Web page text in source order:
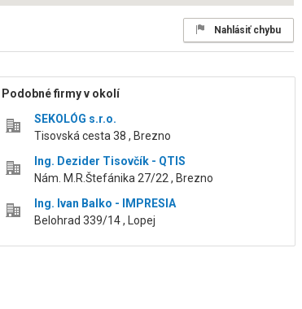
Nahlásiť chybu
Podobné firmy v okolí
SEKOLÓG s.r.o.
Tisovská cesta 38 , Brezno
Ing. Dezider Tisovčík - QTIS
Nám. M.R.Štefánika 27/22 , Brezno
Ing. Ivan Balko - IMPRESIA
Belohrad 339/14 , Lopej